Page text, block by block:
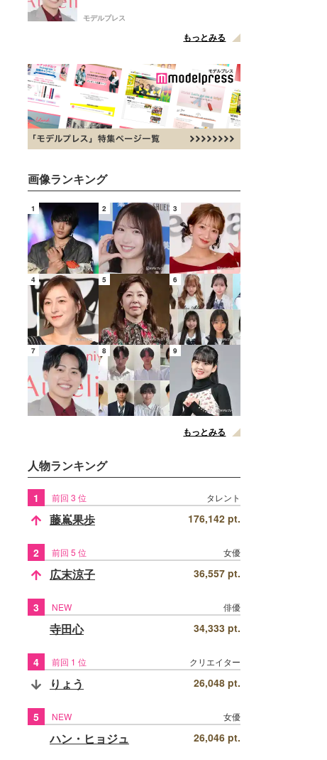
点変更のため
モデルプレス
もっとみる
画像ランキング
1 2 3
4 5 6
7 8 9
もっとみる
人物ランキング
1 前回 3 位 タレント
藤嶌果歩 176,142 pt.
2 前回 5 位 女優
広末涼子 36,557 pt.
3 NEW 俳優
寺田心 34,333 pt.
4 前回 1 位 クリエイター
りょう 26,048 pt.
5 NEW 女優
ハン・ヒョジュ 26,046 pt.